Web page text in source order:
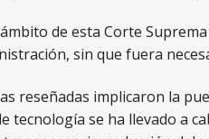
de esta Corte
sin que fuera
reseñadas implicaron la
tecnología se ha llevado a